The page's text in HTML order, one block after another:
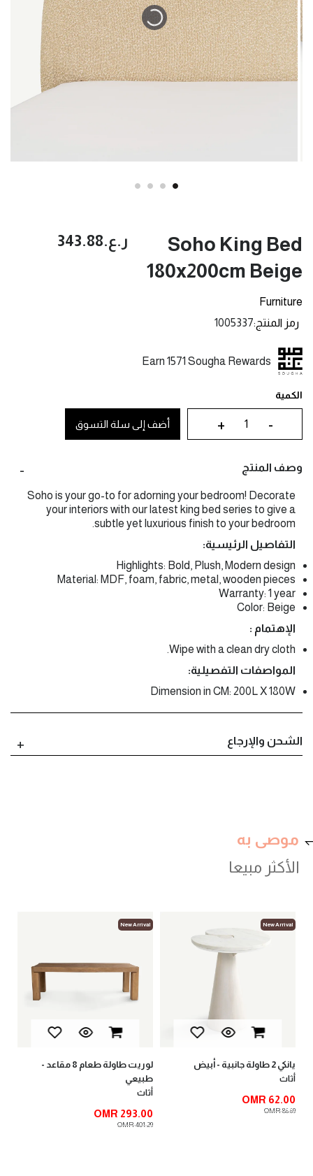
Soho King Bed
180x200cm Beige
Furniture
رمز المنتج 1005337
ر.ع.‏343.88
Earn 1571 Sougha Rewards
الكمية
-
+ أضف إلى سلة التسوق
وصف المنتج
Soho is your go-to for adorning your bedroom! Decorate
your interiors with our latest king bed series to give a
subtle yet luxurious finish to your bedroom.
التفاصيل الرئيسية:
Highlights: Bold, Plush, Modern design
Material: MDF, foam, fabric, metal, wooden pieces
Warranty: 1 year
Color: Beige
الإهتمام :
Wipe with a clean dry cloth.
المواصفات التفصيلية:
Dimension in CM: 200L X 180W
الشحن والإرجاع
موصى به
New Arrival
يانكي 2 طاولة جانبية - أبيض
أثاث
OMR 62.00
OMR 86.69
New Arrival
لوريت طاولة طعام 8 مقاعد -
طبيعي
أثاث
OMR 293.00
OMR 401.29
الأكثر مبيعا